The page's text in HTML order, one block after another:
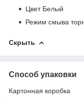
Цвет Белый
Режим смыва
Скрыть
Способ упаковки
Картонная коробка